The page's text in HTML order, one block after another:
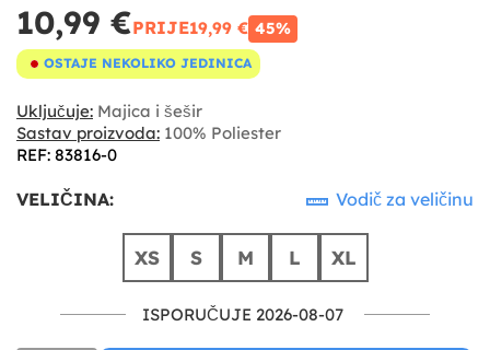
10,99 €PRIJE19,99 € 45%
OSTAJE NEKOLIKO JEDINICA
Uključuje: Majica i šešir
Sastav proizvoda: 100% Poliester
REF: 83816-0
VELIČINA: Vodič za veličinu
XS S M L XL
ISPORUČUJE 2026-08-07